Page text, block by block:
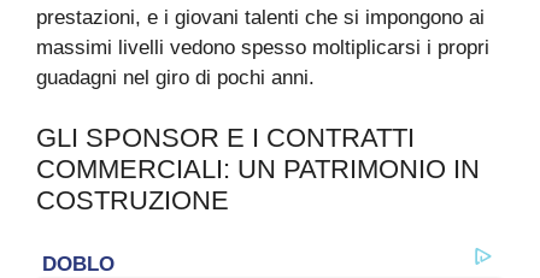
prestazioni, e i giovani talenti che si impongono ai
massimi livelli vedono spesso moltiplicarsi i propri
guadagni nel giro di pochi anni.
GLI SPONSOR E I CONTRATTI
COMMERCIALI: UN PATRIMONIO IN
COSTRUZIONE